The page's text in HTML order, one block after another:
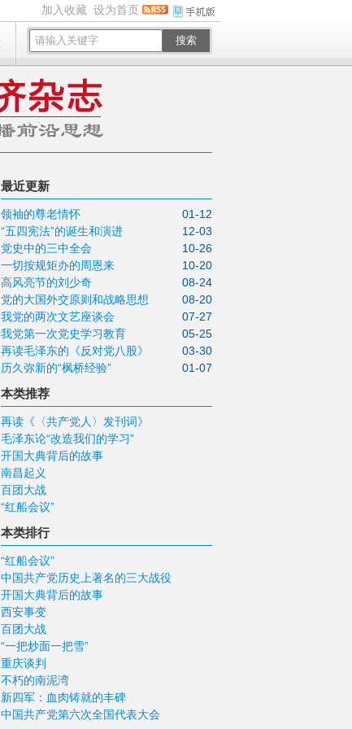
加入收藏 设为首页
搜索
最近更新
01-12
领袖的尊老情怀
12-03
“五四宪法”的诞生和演进
10-26
党史中的三中全会
10-20
一切按规矩办的周恩来
08-24
高风亮节的刘少奇
08-20
党的大国外交原则和战略思想
07-27
我党的两次文艺座谈会
05-25
我党第一次党史学习教育
03-30
再读毛泽东的《反对党八股》
01-07
历久弥新的“枫桥经验”
本类推荐
再读《〈共产党人〉发刊词》
毛泽东论“改造我们的学习”
开国大典背后的故事
南昌起义
百团大战
“红船会议”
本类排行
“红船会议”
中国共产党历史上著名的三大战役
开国大典背后的故事
西安事变
百团大战
“一把炒面一把雪”
重庆谈判
不朽的南泥湾
新四军：血肉铸就的丰碑
中国共产党第六次全国代表大会